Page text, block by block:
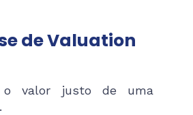
de Valuation
o valor justo de uma